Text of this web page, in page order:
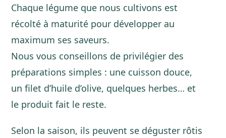
Chaque légume que nous cultivons est
récolté à maturité pour développer au
maximum ses saveurs.
Nous vous conseillons de privilégier des
préparations simples : une cuisson douce,
un filet d’huile d’olive, quelques herbes… et
le produit fait le reste.
Selon la saison, ils peuvent se déguster rôtis